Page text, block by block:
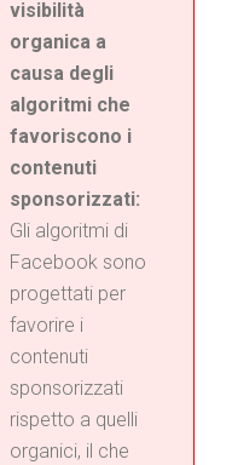
visibilità
organica a
causa degli
algoritmi che
favoriscono i
contenuti
sponsorizzati:
Gli algoritmi di
Facebook sono
progettati per
favorire i
contenuti
sponsorizzati
rispetto a quelli
organici, il che